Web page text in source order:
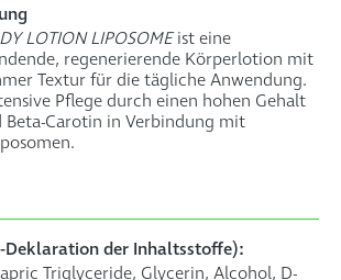
LOTION LIPOSOMEist eine
regenerierende Körperlotion mit
Textur für die tägliche Anwendung.
Pflege durch einen hohen Gehalt
Beta-Carotin in Verbindung mit
Deklaration der Inhaltsstoffe):
Triglyceride, Glycerin, Alcohol, D-